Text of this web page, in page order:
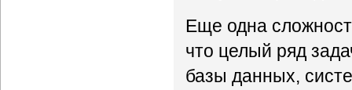
Еще одна
что целый ряд
базы данных,